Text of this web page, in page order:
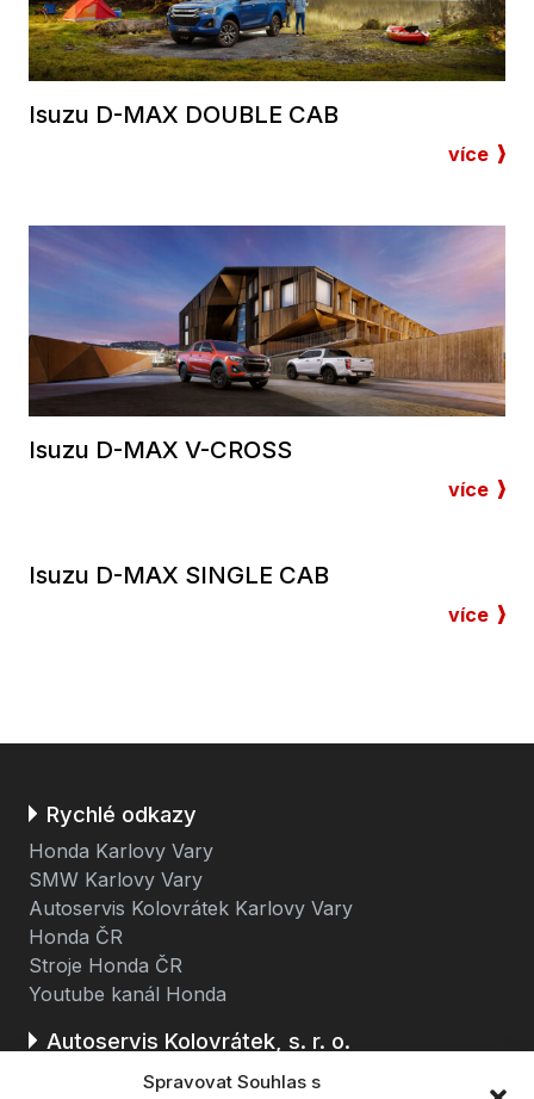
Spravovat Souhlas s
Isuzu D-MAX DOUBLE CAB
více
Isuzu D-MAX V-CROSS
více
Isuzu D-MAX SINGLE CAB
více
Rychlé odkazy
Honda Karlovy Vary
SMW Karlovy Vary
Autoservis Kolovrátek Karlovy Vary
Honda ČR
Stroje Honda ČR
Youtube kanál Honda
Autoservis Kolovrátek, s. r. o.
Stará cesta 116